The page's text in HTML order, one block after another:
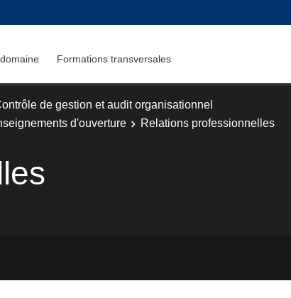
Formations transversales
de gestion et audit organisationnel
d'ouverture Relations professionnelles